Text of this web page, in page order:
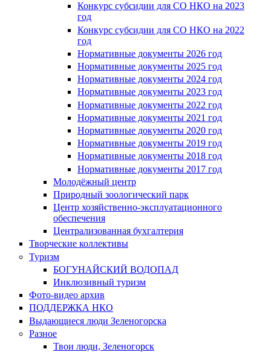
Конкурс субсидии для СО НКО на 2023
год
Конкурс субсидии для СО НКО на 2022
год
Нормативные документы 2026 год
Нормативные документы 2025 год
Нормативные документы 2024 год
Нормативные документы 2023 год
Нормативные документы 2022 год
Нормативные документы 2021 год
Нормативные документы 2020 год
Нормативные документы 2019 год
Нормативные документы 2018 год
Нормативные документы 2017 год
Молодёжный центр
Природный зоологический парк
Центр хозяйственно-эксплуатационного
обеспечения
Централизованная бухгалтерия
Творческие коллективы
Туризм
БОГУНАЙСКИЙ ВОДОПАД
Инклюзивный туризм
Фото-видео архив
ПОДДЕРЖКА НКО
Выдающиеся люди Зеленогорска
Разное
Твои люди, Зеленогорск